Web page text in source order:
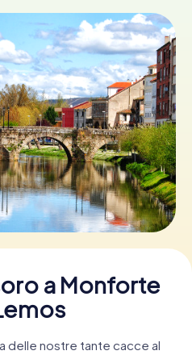
UK
IE
Biglietti
i Voucher
a Monforte
delle nostre tante cacce al